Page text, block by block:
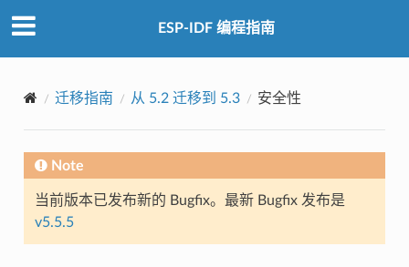
ESP-IDF 编程指南
迁移指南 从 5.2 迁移到 5.3 安全性
Note
当前版本已发布新的 Bugfix。最新 Bugfix 发布是
v5.5.5